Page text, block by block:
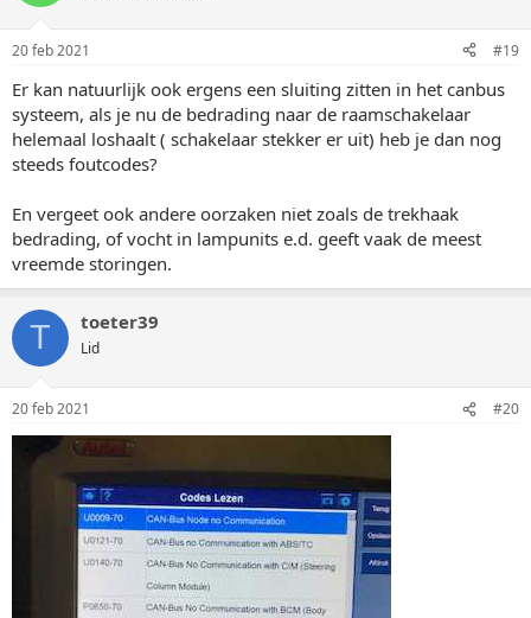
20 feb 2021 #19
Er kan natuurlijk ook ergens een sluiting zitten in het canbus
systeem, als je nu de bedrading naar de raamschakelaar
helemaal loshaalt ( schakelaar stekker er uit) heb je dan nog
steeds foutcodes?
En vergeet ook andere oorzaken niet zoals de trekhaak
bedrading, of vocht in lampunits e.d. geeft vaak de meest
vreemde storingen.
T toeter39
Lid
20 feb 2021 #20